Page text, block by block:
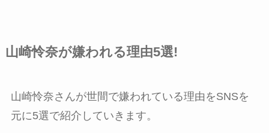
山崎怜奈が嫌われる理由5選!
山崎怜奈さんが世間で嫌われている理由をSNSを
元に5選で紹介していきます。